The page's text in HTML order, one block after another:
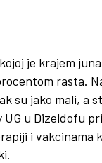
je krajem
rasta.
su jako mali, a
u Dizeldofu
i vakcinama